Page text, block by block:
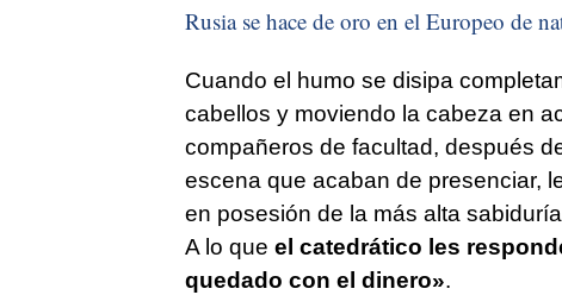
Rusia se hace de oro en el Europeo de
Cuando el humo se disipa
cabellos y moviendo la cabeza en
compañeros de facultad, después
escena que acaban de presenciar,
en posesión de la más alta
A lo que el catedrático les
quedado con el dinero».